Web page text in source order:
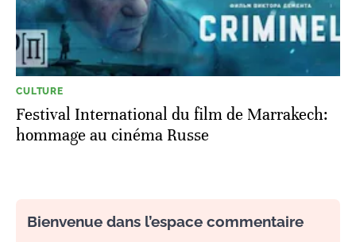
CULTURE
Festival International du film de Marrakech:
hommage au cinéma Russe
Bienvenue dans l’espace commentaire